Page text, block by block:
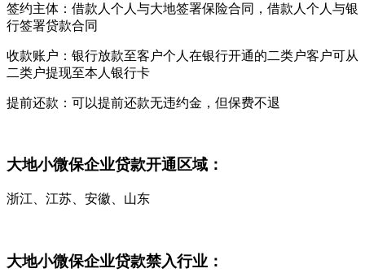
签约主体：借款人个人与大地签署保险合同，借款人个人与银
行签署贷款合同
收款账户：银行放款至客户个人在银行开通的二类户客户可从
二类户提现至本人银行卡
提前还款：可以提前还款无违约金，但保费不退
大地小微保企业贷款开通区域：
浙江、江苏、安徽、山东
大地小微保企业贷款禁入行业：